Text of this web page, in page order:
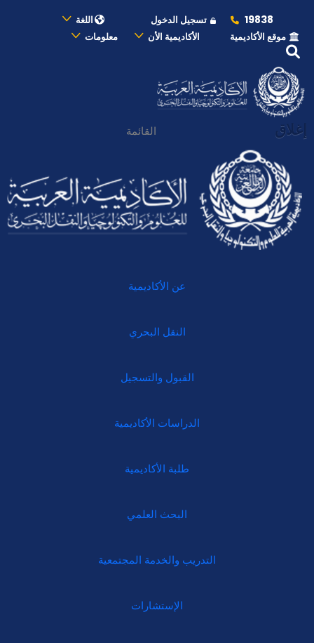
19838 تسجيل الدخول
اللغة
موقع الأكاديمية
الأكاديمية الأن معلومات
إغلاق القائمة
عن الأكاديمية
النقل البحري
القبول والتسجيل
الدراسات الأكاديمية
طلبة الأكاديمية
البحث العلمي
التدريب والخدمة المجتمعية
الإستشارات